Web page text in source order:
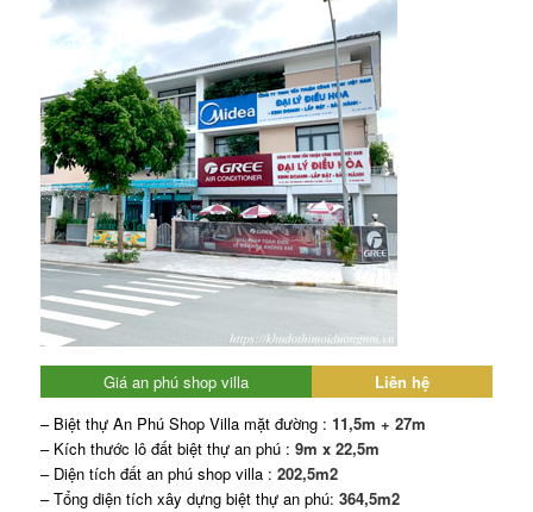
Giá an phú shop villa
Liên hệ
– Biệt thự An Phú Shop Villa mặt đường : 11,5m + 27m
– Kích thước lô đất biệt thự an phú : 9m x 22,5m
– Diện tích đất an phú shop villa : 202,5m2
– Tổng diện tích xây dựng biệt thự an phú: 364,5m2